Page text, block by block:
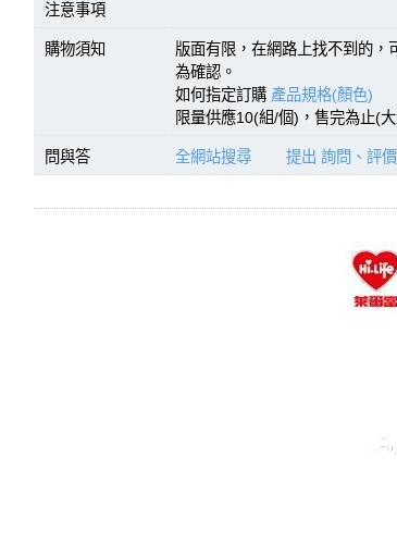
注意事項
購物須知 版面有限，在網路上找不到的，
為確認。
如何指定訂購 產品規格(顏色)
限量供應10(組/個)，售完為止(
問與答 全網站搜尋 提出 詢問、評價